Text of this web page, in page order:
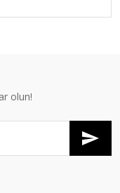
olun!